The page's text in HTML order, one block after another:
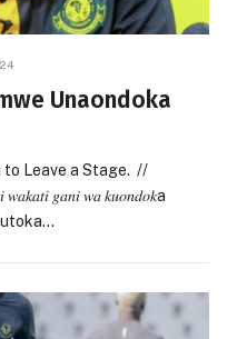
Unaondoka
to Leave a Stage. //
𝑤𝑎𝑘𝑎𝑡𝑖 𝑔𝑎𝑛𝑖 𝑤𝑎 𝑘𝑢𝑜𝑛𝑑𝑜𝑘a